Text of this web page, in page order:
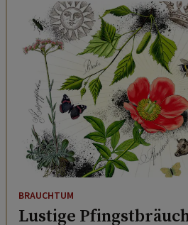
BRAUCHTUM
Lustige